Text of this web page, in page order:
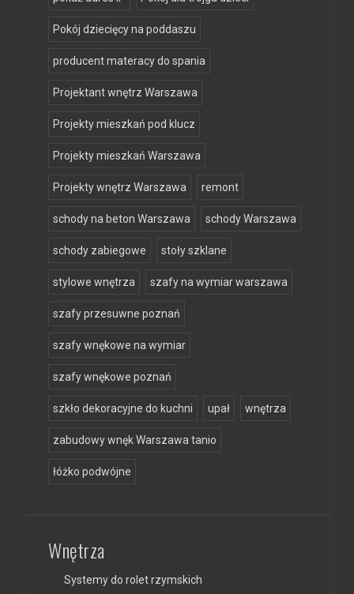
Pokój dziecięcy na poddaszu
producent materacy do spania
Projektant wnętrz Warszawa
Projekty mieszkań pod klucz
Projekty mieszkań Warszawa
Projekty wnętrz Warszawa remont
schody na beton Warszawa schody Warszawa
schody zabiegowe stoły szklane
stylowe wnętrza szafy na wymiar warszawa
szafy przesuwne poznań
szafy wnękowe na wymiar
szafy wnękowe poznań
szkło dekoracyjne do kuchni upał wnętrza
zabudowy wnęk Warszawa tanio
łóżko podwójne
Wnętrza
Systemy do rolet rzymskich